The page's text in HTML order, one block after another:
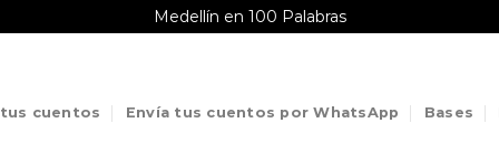
Medellín en 100 Palabras
tus cuentos Envía tus cuentos por WhatsApp Bases